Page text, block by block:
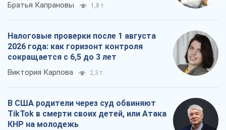
Братья Капрановы 1,8 т.
Налоговые проверки после 1 августа
2026 года: как горизонт контроля
сокращается с 6,5 до 3 лет
Виктория Карпова 2,3 т.
В США родители через суд обвиняют
TikTok в смерти своих детей, или Атака
КНР на молодежь